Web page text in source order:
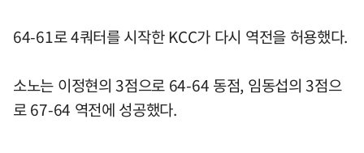
64-61로 4쿼터를 시작한 KCC가 다시 역전을 허용했다.
소노는 이정현의 3점으로 64-64 동점, 임동섭의 3점으
로 67-64 역전에 성공했다.